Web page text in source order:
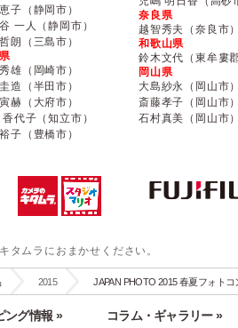
子（静岡市）
一人（静岡市）
朗（三島市）
雄（岡崎市）
造（半田市）
赫（大府市）
代子（知立市）
子（豊橋市）
奈良県
越智秀夫（奈良市）
和歌山県
鈴木文代（東牟婁郡
岡山県
大島紗永（岡山市）
斎藤孝子（岡山市）
石村真美（岡山市）
ムラにおまかせください。
2015 JAPAN PHOTO 2015 春夏フォト
ング情報 » コラム・ギャラリー »